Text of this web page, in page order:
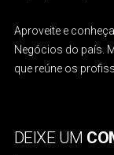
Aproveite e
Negócios do país.
que reúne os
DEIXE UM